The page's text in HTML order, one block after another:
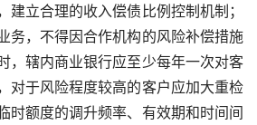
建立合理的收入偿债比例控制机制；
务，不得因合作机构的风险补偿措施
，辖内商业银行应至少每年一次对客
对于风险程度较高的客户应加大重检
时额度的调升频率、有效期和时间间